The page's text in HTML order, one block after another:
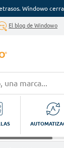
Windowo
El blog de Windowo